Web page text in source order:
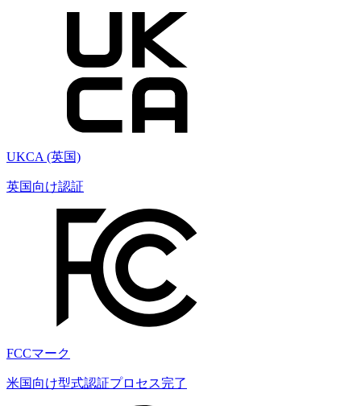
UKCA (英国)
英国向け認証
FCCマーク
米国向け型式認証プロセス完了